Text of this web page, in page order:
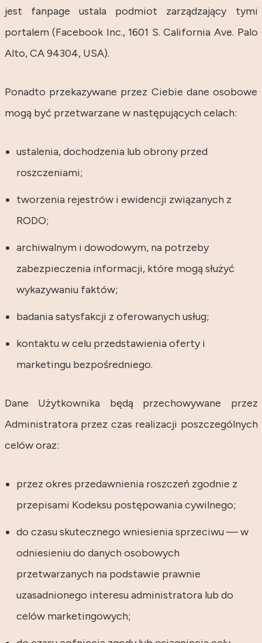
jest fanpage ustala podmiot zarządzający tymi
portalem (Facebook Inc., 1601 S. California Ave. Palo
Alto, CA 94304, USA).
Ponadto przekazywane przez Ciebie dane osobowe
mogą być przetwarzane w następujących celach:
ustalenia, dochodzenia lub obrony przed
roszczeniami;
tworzenia rejestrów i ewidencji związanych z
RODO;
archiwalnym i dowodowym, na potrzeby
zabezpieczenia informacji, które mogą służyć
wykazywaniu faktów;
badania satysfakcji z oferowanych usług;
kontaktu w celu przedstawienia oferty i
marketingu bezpośredniego.
Dane Użytkownika będą przechowywane przez
Administratora przez czas realizacji poszczególnych
celów oraz:
przez okres przedawnienia roszczeń zgodnie z
przepisami Kodeksu postępowania cywilnego;
do czasu skutecznego wniesienia sprzeciwu — w
odniesieniu do danych osobowych
przetwarzanych na podstawie prawnie
uzasadnionego interesu administratora lub do
celów marketingowych;